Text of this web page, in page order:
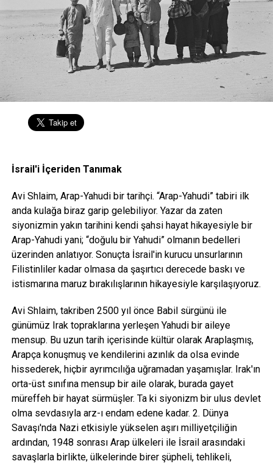
İsrail'i İçeriden Tanımak
Avi Shlaim, Arap-Yahudi bir tarihçi. “Arap-Yahudi” tabiri ilk
anda kulağa biraz garip gelebiliyor. Yazar da zaten
siyonizmin yakın tarihini kendi şahsi hayat hikayesiyle bir
Arap-Yahudi yani; “doğulu bir Yahudi” olmanın bedelleri
üzerinden anlatıyor. Sonuçta İsrail'in kurucu unsurlarının
Filistinliler kadar olmasa da şaşırtıcı derecede baskı ve
istismarına maruz bırakılışlarının hikayesiyle karşılaşıyoruz.
Avi Shlaim, takriben 2500 yıl önce Babil sürgünü ile
günümüz Irak topraklarına yerleşen Yahudi bir aileye
mensup. Bu uzun tarih içerisinde kültür olarak Araplaşmış,
Arapça konuşmuş ve kendilerini azınlık da olsa evinde
hissederek, hiçbir ayrımcılığa uğramadan yaşamışlar. Irak'ın
orta-üst sınıfına mensup bir aile olarak, burada gayet
müreffeh bir hayat sürmüşler. Ta ki siyonizm bir ulus devlet
olma sevdasıyla arz-ı endam edene kadar. 2. Dünya
Savaşı'nda Nazi etkisiyle yükselen aşırı milliyetçiliğin
ardından, 1948 sonrası Arap ülkeleri ile İsrail arasındaki
savaşlarla birlikte, ülkelerinde birer şüpheli, tehlikeli,